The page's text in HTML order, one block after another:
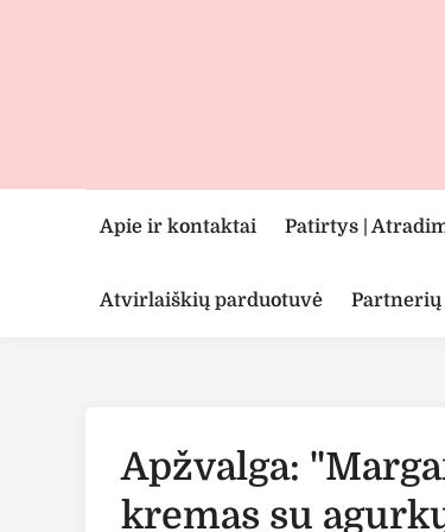
Apie ir kontaktai Patirtys |
Atvirlaiškių parduotuvė
Apžvalga:
kremas su